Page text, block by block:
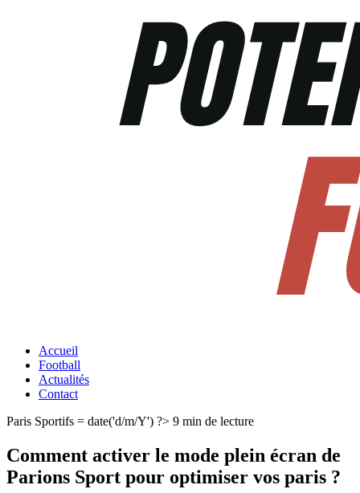
Accueil
Football
Actualités
Contact
Paris Sportifs = date('d/m/Y') ?> 9 min de lecture
Comment activer le mode plein écran de
Parions Sport pour optimiser vos paris ?